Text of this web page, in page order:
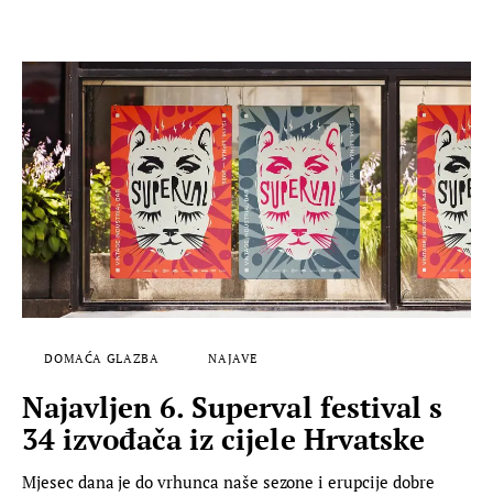
DOMAĆA GLAZBA NAJAVE
Najavljen 6. Superval festival s
34 izvođača iz cijele Hrvatske
Mjesec dana je do vrhunca naše sezone i erupcije dobre